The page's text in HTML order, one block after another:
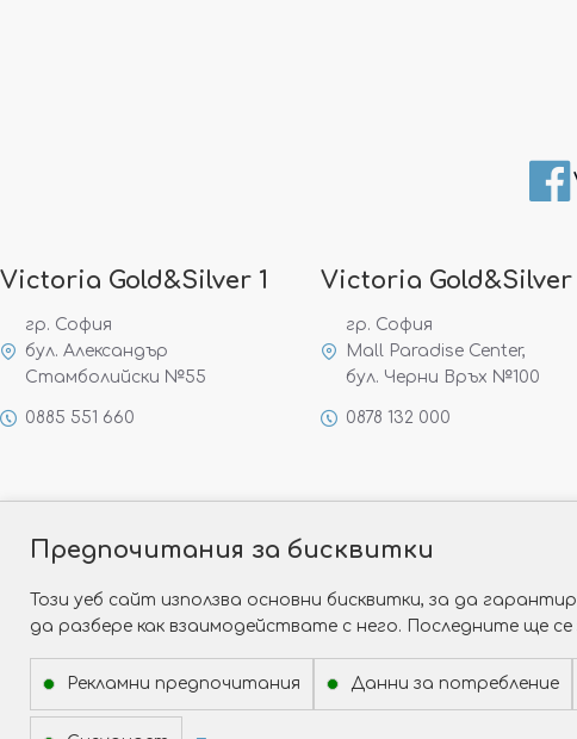
Victoria Gold&Silver 1
гр. София
бул. Александър
Стамболийски №55
0885 551 660
Victoria Gold&Silver
гр. София
Mall Paradise Center,
бул. Черни Връх №100
0878 132 000
Предпочитания за бисквитки
Този уеб сайт използва основни бисквитки, за да
да разбере как взаимодействате с него. Последните ще
Рекламни предпочитания Данни за потребление